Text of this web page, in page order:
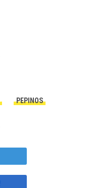
PEPINOS